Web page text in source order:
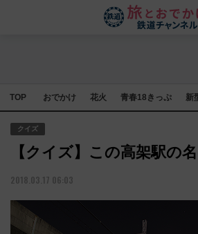
TOP おでかけ 花火 青春18きっぷ 新
クイズ
【クイズ】この高架駅の
2018.03.17 06:03